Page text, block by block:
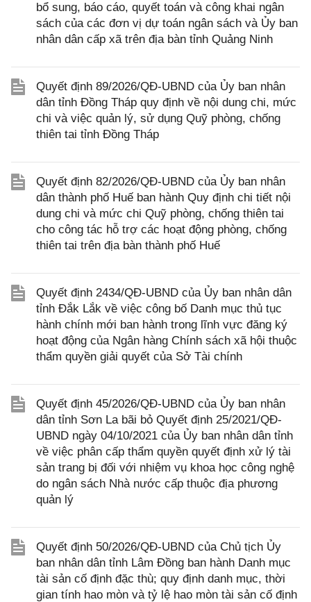
bổ sung, báo cáo, quyết toán và công khai ngân
sách của các đơn vị dự toán ngân sách và Ủy ban
nhân dân cấp xã trên địa bàn tỉnh Quảng Ninh
Quyết định 89/2026/QĐ-UBND của Ủy ban nhân
dân tỉnh Đồng Tháp quy định về nội dung chi, mức
chi và việc quản lý, sử dụng Quỹ phòng, chống
thiên tai tỉnh Đồng Tháp
Quyết định 82/2026/QĐ-UBND của Ủy ban nhân
dân thành phố Huế ban hành Quy định chi tiết nội
dung chi và mức chi Quỹ phòng, chống thiên tai
cho công tác hỗ trợ các hoạt động phòng, chống
thiên tai trên địa bàn thành phố Huế
Quyết định 2434/QĐ-UBND của Ủy ban nhân dân
tỉnh Đắk Lắk về việc công bố Danh mục thủ tục
hành chính mới ban hành trong lĩnh vực đăng ký
hoạt động của Ngân hàng Chính sách xã hội thuộc
thẩm quyền giải quyết của Sở Tài chính
Quyết định 45/2026/QĐ-UBND của Ủy ban nhân
dân tỉnh Sơn La bãi bỏ Quyết định 25/2021/QĐ-
UBND ngày 04/10/2021 của Ủy ban nhân dân tỉnh
về việc phân cấp thẩm quyền quyết định xử lý tài
sản trang bị đối với nhiệm vụ khoa học công nghệ
do ngân sách Nhà nước cấp thuộc địa phương
quản lý
Quyết định 50/2026/QĐ-UBND của Chủ tịch Ủy
ban nhân dân tỉnh Lâm Đồng ban hành Danh mục
tài sản cố định đặc thù; quy định danh mục, thời
gian tính hao mòn và tỷ lệ hao mòn tài sản cố định